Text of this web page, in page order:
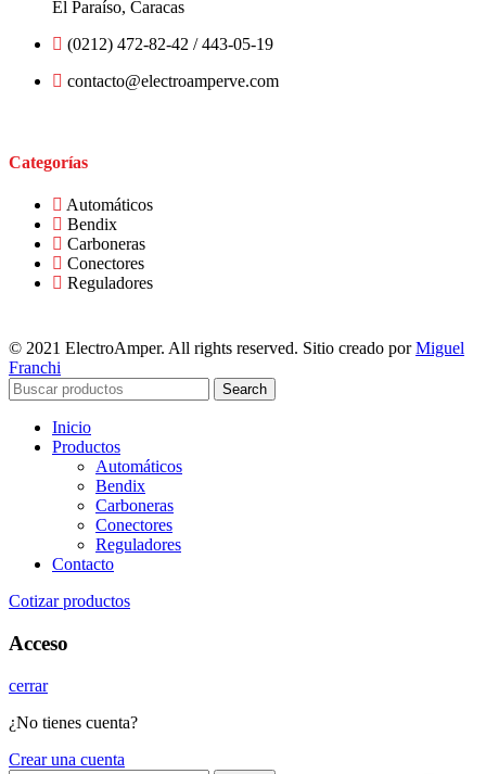
El Paraíso, Caracas
(0212) 472-82-42 / 443-05-19
contacto@electroamperve.com
Categorías
Automáticos
Bendix
Carboneras
Conectores
Reguladores
© 2021 ElectroAmper. All rights reserved. Sitio creado porMiguel
Franchi
Search
Inicio
Productos
Automáticos
Bendix
Carboneras
Conectores
Reguladores
Contacto
Cotizar productos
Acceso
cerrar
¿No tienes cuenta?
Crear una cuenta